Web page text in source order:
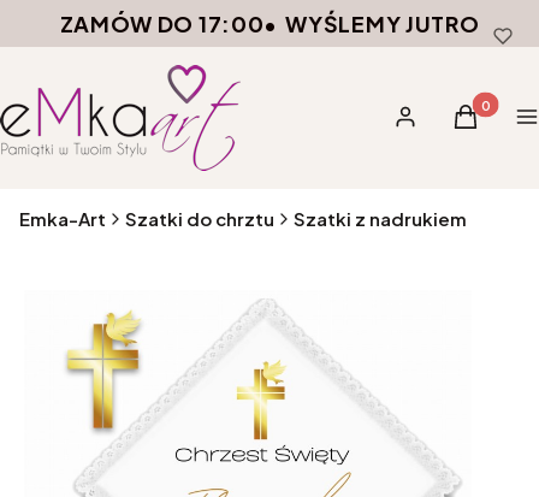
ZAMÓW DO 17:00• WYŚLEMY JUTRO
Zaloguj sięProdukty
Koszyk
Emka-Art Szatki do chrztu Szatki z nadrukiem